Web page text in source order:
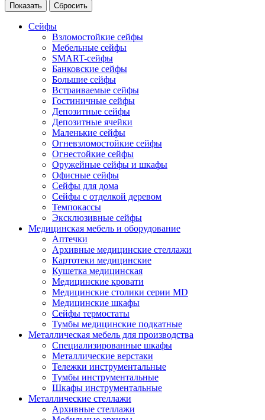
Сейфы
Взломостойкие сейфы
Мебельные сейфы
SMART-сейфы
Банковские сейфы
Большие сейфы
Встраиваемые сейфы
Гостиничные сейфы
Депозитные сейфы
Депозитные ячейки
Маленькие сейфы
Огневзломостойкие сейфы
Огнестойкие сейфы
Оружейные сейфы и шкафы
Офисные сейфы
Сейфы для дома
Сейфы с отделкой деревом
Темпокассы
Эксклюзивные сейфы
Медицинская мебель и оборудование
Аптечки
Архивные медицинские стеллажи
Картотеки медицинские
Кушетка медицинская
Медицинские кровати
Медицинские столики серии MD
Медицинские шкафы
Сейфы термостаты
Тумбы медицинские подкатные
Металлическая мебель для производства
Cпециализированные шкафы
Металлические верстаки
Тележки инструментальные
Тумбы инструментальные
Шкафы инструментальные
Металлические стеллажи
Архивные стеллажи